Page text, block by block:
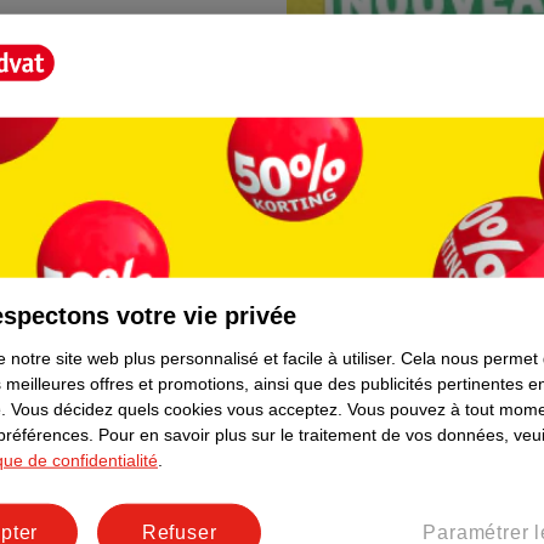
Plus besoin de rester
En magasin, vous
directement depuis votre
facile et prêt
votre vie privée
notre site web plus personnalisé et facile à utiliser. Cela nous permet
meilleures offres et promotions, ainsi que des publicités pertinentes
Vous décidez quels cookies vous acceptez. Vous pouvez à tout
Pour en savoir plus sur le traitement de vos données,
de confidentialité
Paramétrer
Refuser